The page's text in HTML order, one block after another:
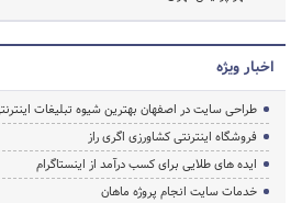
اخبار ویژه
طراحی سایت در اصفهان بهترین شیوه تبلیغات
فروشگاه اینترنتی کشاورزی اگری راز
ایده های طلایی برای کسب درآمد از اینستاگرام
خدمات سایت انجام پروژه ماهان